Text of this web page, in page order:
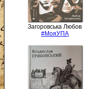
Загоровська Любов
#МояУПА